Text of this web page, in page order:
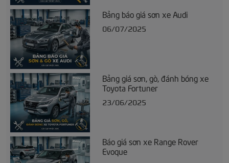
Bảng báo giá sơn xe Audi
06/07/2025
Bảng giá sơn, gò, đánh bóng xe
Toyota Fortuner
23/06/2025
Báo giá sơn xe Range Rover
Evoque